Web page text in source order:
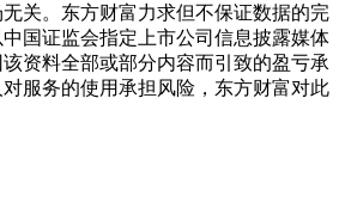
关。东方财富力求但不保证数据的完
国证监会指定上市公司信息披露媒体
资料全部或部分内容而引致的盈亏承
服务的使用承担风险，东方财富对此